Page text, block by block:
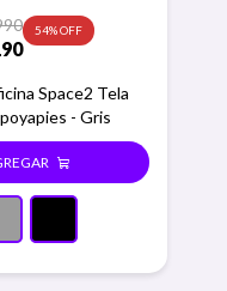
54
Space2 Tela
- Gris